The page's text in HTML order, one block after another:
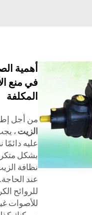
أهمية
في منع
المكلفة
من أجل
الزيت ،
عليه
بشكل
نظافة
عند
للروائح
للأصوات